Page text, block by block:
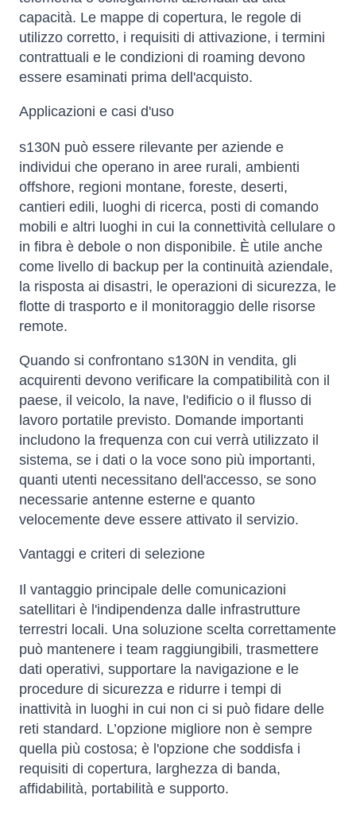
capacità. Le mappe di copertura, le regole di
utilizzo corretto, i requisiti di attivazione, i termini
contrattuali e le condizioni di roaming devono
essere esaminati prima dell'acquisto.
Applicazioni e casi d'uso
s130N può essere rilevante per aziende e
individui che operano in aree rurali, ambienti
offshore, regioni montane, foreste, deserti,
cantieri edili, luoghi di ricerca, posti di comando
mobili e altri luoghi in cui la connettività cellulare o
in fibra è debole o non disponibile. È utile anche
come livello di backup per la continuità aziendale,
la risposta ai disastri, le operazioni di sicurezza, le
flotte di trasporto e il monitoraggio delle risorse
remote.
Quando si confrontano s130N in vendita, gli
acquirenti devono verificare la compatibilità con il
paese, il veicolo, la nave, l'edificio o il flusso di
lavoro portatile previsto. Domande importanti
includono la frequenza con cui verrà utilizzato il
sistema, se i dati o la voce sono più importanti,
quanti utenti necessitano dell'accesso, se sono
necessarie antenne esterne e quanto
velocemente deve essere attivato il servizio.
Vantaggi e criteri di selezione
Il vantaggio principale delle comunicazioni
satellitari è l'indipendenza dalle infrastrutture
terrestri locali. Una soluzione scelta correttamente
può mantenere i team raggiungibili, trasmettere
dati operativi, supportare la navigazione e le
procedure di sicurezza e ridurre i tempi di
inattività in luoghi in cui non ci si può fidare delle
reti standard. L’opzione migliore non è sempre
quella più costosa; è l'opzione che soddisfa i
requisiti di copertura, larghezza di banda,
affidabilità, portabilità e supporto.